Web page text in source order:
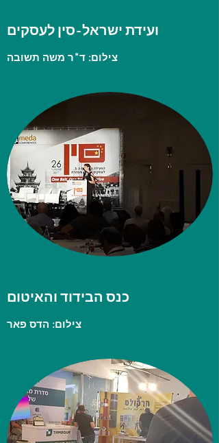
ועידת ישראל-סין לעסקים
צילום: ד"ר משה תשובה
כנס הבידוד והאיטום
צילום: הדס פאר